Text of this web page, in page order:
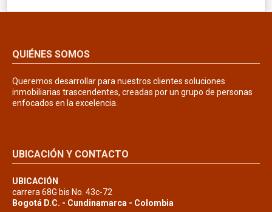
QUIÉNES SOMOS
Queremos desarrollar para nuestros clientes soluciones
inmobiliarias trascendentes, creadas por un grupo de personas
enfocados en la excelencia.
UBICACIÓN Y CONTACTO
UBICACIÓN
carrera 68G bis No. 43c-72
Bogotá D.C. - Cundinamarca - Colombia